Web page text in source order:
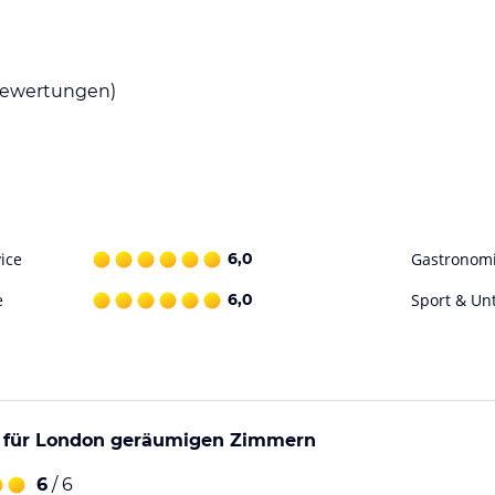
Empfehlungen und Reservierungen zu
Allerdings gibt es in der Umgebung
und Grünflächen zum Entspannen bis hin
geben.
Gewähr. Bitte lies vor der Buchung die
6,0
6,0 Sport &
London geräumigen Zimmern
6 / 6